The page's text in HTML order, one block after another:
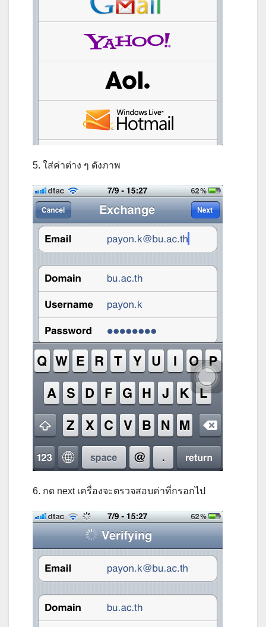
5. ใส่ค่าต่าง ๆ ดังภาพ
6. กด next เครื่องจะตรวจสอบค่าที่กรอกไป